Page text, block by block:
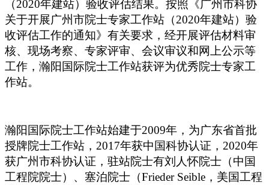
（2020年建站）验收评估结果。按照《广州市科协
关于开展广州市院士专家工作站（2020年建站）验
收评估工作的通知》有关要求，经开展评估材料审
核、现场考察、专家评审、会议审议和网上公示等
工作，瀚阳国际院士工作站获评为优秀院士专家工
作站。
瀚阳国际院士工作站始建于2009年，为广东省首批
授牌院士工作站，2017年获中国科协认证，2020年
获广州市科协认证，驻站院士有刘人怀院士（中国
工程院院士）、塞泊院士（Frieder Seible，美国工程